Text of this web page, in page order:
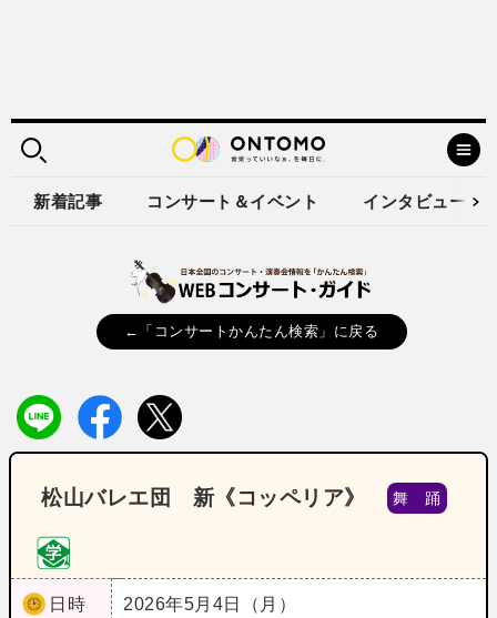
新着記事 コンサート＆イベント インタビュー
←「コンサートかんたん検索」に戻る
松山バレエ団 新《コッペリア》 舞 踊
日時
2026年5月4日（月）